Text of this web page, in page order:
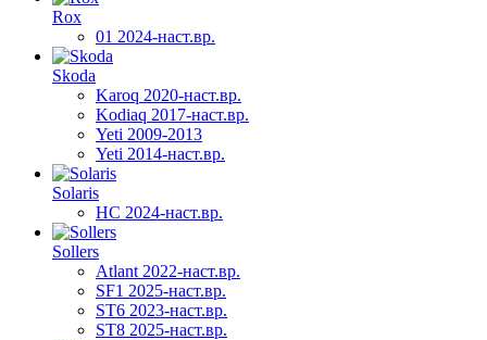
Rox
01 2024-наст.вр.
Skoda
Karoq 2020-наст.вр.
Kodiaq 2017-наст.вр.
Yeti 2009-2013
Yeti 2014-наст.вр.
Solaris
HC 2024-наст.вр.
Sollers
Atlant 2022-наст.вр.
SF1 2025-наст.вр.
ST6 2023-наст.вр.
ST8 2025-наст.вр.